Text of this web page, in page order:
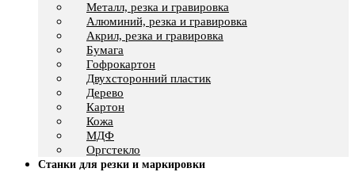
Металл, резка и гравировка
Алюминий, резка и гравировка
Акрил, резка и гравировка
Бумага
Гофрокартон
Двухсторонний пластик
Дерево
Картон
Кожа
МДФ
Оргстекло
Станки для резки и маркировки